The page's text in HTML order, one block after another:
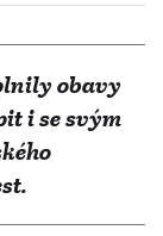
obavy
i se svým